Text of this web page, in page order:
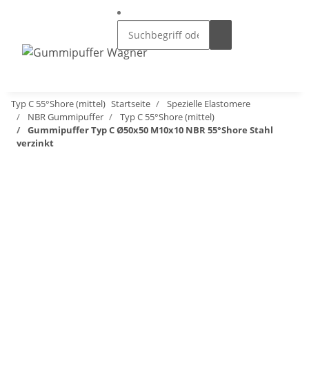
Typ C 55°Shore (mittel) Startseite
Spezielle Elastomere
NBR Gummipuffer
Typ C 55°Shore (mittel)
Gummipuffer Typ C Ø50x50 M10x10 NBR 55°Shore Stahl
verzinkt